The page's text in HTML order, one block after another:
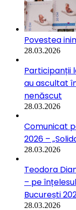
Povestea
28.03.2026
Participanții
au ascultat
nenăscut
28.03.2026
Comunicat
2026 –
28.03.2026
Teodora
– pe
București
28.03.2026